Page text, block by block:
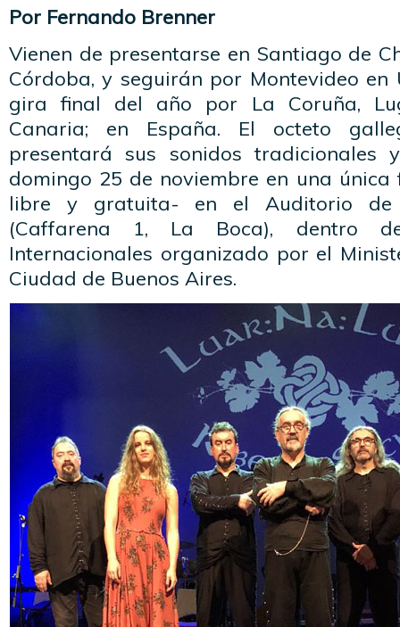
Por Fernando Brenner
Vienen de presentarse en Santiago de
Córdoba, y seguirán por Montevideo
gira final del año por La Coruña,
Canaria; en España. El octeto
presentará sus sonidos tradicionales
domingo 25 de noviembre en una
libre y gratuita- en el Auditorio
(Caffarena 1, La Boca), dentro
Internacionales organizado por el
Ciudad de Buenos Aires.